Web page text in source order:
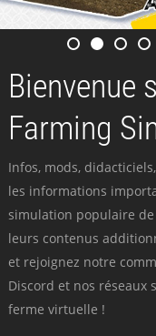
Bienvenue
Farming
Infos, mods,
les informations
simulation populaire de
leurs contenus
et rejoignez notre
Discord et nos réseaux
ferme virtuelle !